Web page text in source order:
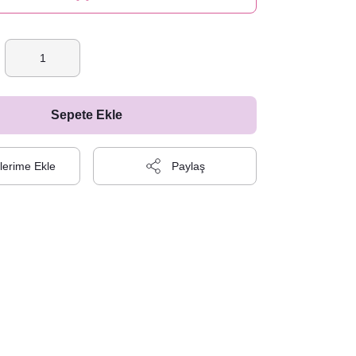
Sepete Ekle
Paylaş